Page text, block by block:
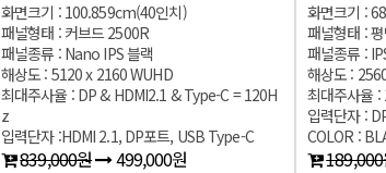
화면크기 : 100.859cm(40인치)
패널형태 : 커브드 2500R
패널종류 : Nano IPS 블랙
해상도 : 5120 x 2160 WUHD
최대주사율 : DP & HDMI2.1 & Type-C = 120H
z
입력단자 :HDMI 2.1, DP포트, USB Type-C
839,000원 499,000원
화면크기 :
패널형태 :
패널종류 :
해상도 :
최대주사율
입력단자 :
COLOR :